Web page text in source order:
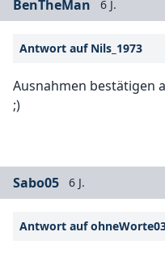
BenTheMan 6 J.
Antwort auf Nils_1973
Ausnahmen bestätigen
;)
Sabo05 6 J.
Antwort auf